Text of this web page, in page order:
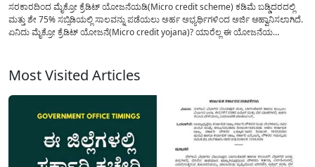
ಸರಕಾರದಿಂದ ಮೈಕ್ರೋ ಕ್ರೆಡಿಟ್ ಯೋಜನೆಯಡಿ(Micro credit scheme) ಕಡಿಮೆ ಬಡ್ಡಿದರದಲ್ಲಿ
ಮತ್ತು ಶೇ 75% ಸಬ್ಸಿಡಿಯಲ್ಲಿ ಸಾಲವನ್ನು ಪಡೆಯಲು ಅರ್ಹ ಅಭ್ಯರ್ಥಿಗಳಿಂದ ಅರ್ಜಿ ಆಹ್ವಾನಿಸಲಾಗಿದೆ.
ಏನಿದು ಮೈಕ್ರೋ ಕ್ರೆಡಿಟ್ ಯೋಜನೆ(Micro credit yojana)? ಯಾರೆಲ್ಲ ಈ ಯೋಜನೆಯ
Most Visited Articles